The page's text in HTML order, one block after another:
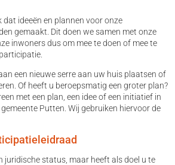
ideeën en plannen voor onze
gemaakt. Dit doen we samen met onze
inwoners dus om mee te doen of mee te
een nieuwe serre aan uw huis plaatsen of
Of heeft u beroepsmatig een groter plan?
met een plan, een idee of een initiatief in
Putten. Wij gebruiken hiervoor de
juridische status, maar heeft als doel u te